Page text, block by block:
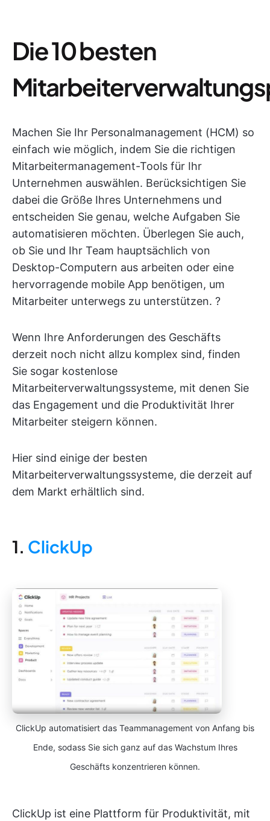
Die 10 besten
Machen Sie Ihr Personalmanagement (HCM) so
einfach wie möglich, indem Sie die richtigen
Mitarbeitermanagement-Tools für Ihr
Unternehmen auswählen. Berücksichtigen Sie
dabei die Größe Ihres Unternehmens und
entscheiden Sie genau, welche Aufgaben Sie
automatisieren möchten. Überlegen Sie auch,
ob Sie und Ihr Team hauptsächlich von
Desktop-Computern aus arbeiten oder eine
hervorragende mobile App benötigen, um
Mitarbeiter unterwegs zu unterstützen. ?
Wenn Ihre Anforderungen des Geschäfts
derzeit noch nicht allzu komplex sind, finden
Sie sogar kostenlose
Mitarbeiterverwaltungssysteme, mit denen Sie
das Engagement und die Produktivität Ihrer
Mitarbeiter steigern können.
Hier sind einige der besten
Mitarbeiterverwaltungssysteme, die derzeit auf
dem Markt erhältlich sind.
1. ClickUp
ClickUp automatisiert das Teammanagement von Anfang bis
Ende, sodass Sie sich ganz auf das Wachstum Ihres
Geschäfts konzentrieren können.
ClickUp ist eine Plattform für Produktivität, mit